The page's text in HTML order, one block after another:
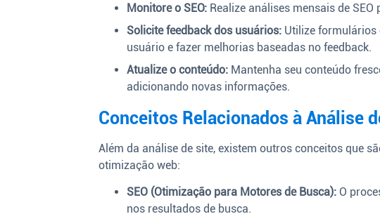
Monitore o SEO: Realize análises mensais de
Solicite feedback dos usuários: Utilize formulários
usuário e fazer melhorias baseadas no feedback.
Atualize o conteúdo: Mantenha seu conteúdo
adicionando novas informações.
Conceitos Relacionados à Análise
Além da análise de site, existem outros conceitos que
otimização web:
SEO (Otimização para Motores de Busca): O
nos resultados de busca.